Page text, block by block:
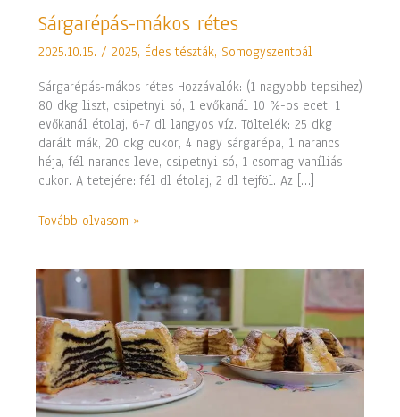
Sárgarépás-mákos rétes
2025.10.15. /2025, Édes tészták, Somogyszentpál
Sárgarépás-mákos rétes Hozzávalók: (1 nagyobb tepsihez)
80 dkg liszt, csipetnyi só, 1 evőkanál 10 %-os ecet, 1
evőkanál étolaj, 6-7 dl langyos víz. Töltelék: 25 dkg
darált mák, 20 dkg cukor, 4 nagy sárgarépa, 1 narancs
héja, fél narancs leve, csipetnyi só, 1 csomag vaníliás
cukor. A tetejére: fél dl étolaj, 2 dl tejföl. Az […]
Sárgarépás-
mákos
rétes
Tovább olvasom »